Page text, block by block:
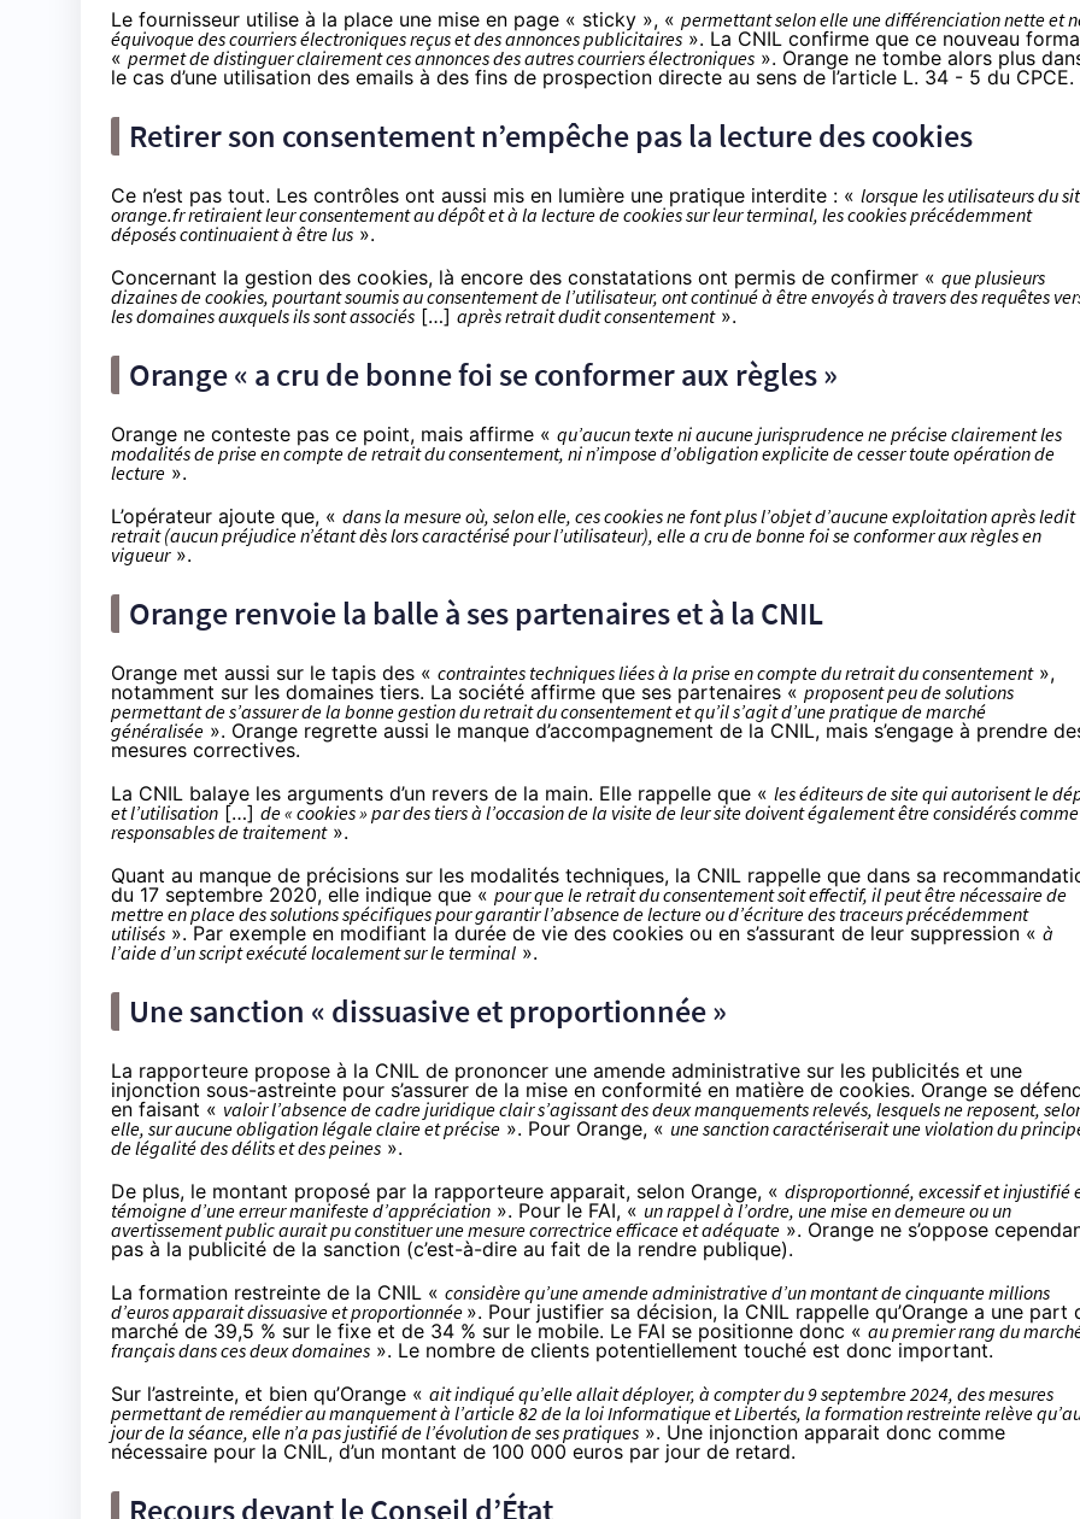
Le fournisseur utilise à la place une mise en page « sticky », « permettant selon elle une différenciation nette et
équivoque des courriers électroniques reçus et des annonces publicitaires». La CNIL confirme que ce nouveau
«permet de distinguer clairement ces annonces des autres courriers électroniques ». Orange ne tombe alors plus
le cas d’une utilisation des emails à des fins de prospection directe au sens de l’article L. 34 - 5 du CPCE.
Retirer son consentement n’empêche pas la lecture des cookies
Ce n’est pas tout. Les contrôles ont aussi mis en lumière une pratique interdite : « lorsque les utilisateurs du
orange.fr retiraient leur consentement au dépôt et à la lecture de cookies sur leur terminal, les cookies précédemment
déposés continuaient à être lus ».
Concernant la gestion des cookies, là encore des constatations ont permis de confirmer « que plusieurs
dizaines de cookies, pourtant soumis au consentement de l’utilisateur, ont continué à être envoyés à travers des requêtes
les domaines auxquels ils sont associés […] après retrait dudit consentement».
Orange « a cru de bonne foi se conformer aux règles »
Orange ne conteste pas ce point, mais affirme « qu’aucun texte ni aucune jurisprudence ne précise clairement les
modalités de prise en compte de retrait du consentement, ni n’impose d’obligation explicite de cesser toute opération de
lecture ».
L’opérateur ajoute que, « dans la mesure où, selon elle, ces cookies ne font plus l’objet d’aucune exploitation après ledit
retrait (aucun préjudice n’étant dès lors caractérisé pour l’utilisateur), elle a cru de bonne foi se conformer aux règles en
vigueur».
Orange renvoie la balle à ses partenaires et à la CNIL
Orange met aussi sur le tapis des « contraintes techniques liées à la prise en compte du retrait du consentement»,
notamment sur les domaines tiers. La société affirme que ses partenaires « proposent peu de solutions
permettant de s’assurer de la bonne gestion du retrait du consentement et qu’il s’agit d’une pratique de marché
généralisée ». Orange regrette aussi le manque d’accompagnement de la CNIL, mais s’engage à prendre
mesures correctives.
La CNIL balaye les arguments d’un revers de la main. Elle rappelle que « les éditeurs de site qui autorisent le
et l’utilisation […] de « cookies » par des tiers à l’occasion de la visite de leur site doivent également être considérés comme
responsables de traitement».
Quant au manque de précisions sur les modalités techniques, la CNIL rappelle que dans sa
du 17 septembre 2020, elle indique que « pour que le retrait du consentement soit effectif, il peut être nécessaire de
mettre en place des solutions spécifiques pour garantir l’absence de lecture ou d’écriture des traceurs précédemment
utilisés ». Par exemple en modifiant la durée de vie des cookies ou en s’assurant de leur suppression « à
l’aide d’un script exécuté localement sur le terminal ».
Une sanction « dissuasive et proportionnée »
La rapporteure propose à la CNIL de prononcer une amende administrative sur les publicités et une
injonction sous-astreinte pour s’assurer de la mise en conformité en matière de cookies. Orange se
en faisant « valoir l’absence de cadre juridique clair s’agissant des deux manquements relevés, lesquels ne reposent,
elle, sur aucune obligation légale claire et précise ». Pour Orange, « une sanction caractériserait une violation du
de légalité des délits et des peines ».
De plus, le montant proposé par la rapporteure apparait, selon Orange, « disproportionné, excessif et injustifié
témoigne d’une erreur manifeste d’appréciation ». Pour le FAI, « un rappel à l’ordre, une mise en demeure ou un
avertissement public aurait pu constituer une mesure correctrice efficace et adéquate ». Orange ne s’oppose
pas à la publicité de la sanction (c’est-à-dire au fait de la rendre publique).
La formation restreinte de la CNIL « considère qu’une amende administrative d’un montant de cinquante millions
d’euros apparait dissuasive et proportionnée ». Pour justifier sa décision, la CNIL rappelle qu’Orange a une part
marché de 39,5 % sur le fixe et de 34 % sur le mobile. Le FAI se positionne donc « au premier rang du
français dans ces deux domaines ». Le nombre de clients potentiellement touché est donc important.
Sur l’astreinte, et bien qu’Orange « ait indiqué qu’elle allait déployer, à compter du 9 septembre 2024, des mesures
permettant de remédier au manquement à l’article 82 de la loi Informatique et Libertés, la formation restreinte relève
jour de la séance, elle n’a pas justifié de l’évolution de ses pratiques ». Une injonction apparait donc comme
nécessaire pour la CNIL, d’un montant de 100 000 euros par jour de retard.
Recours devant le Conseil d’État